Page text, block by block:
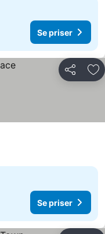
Se priser
Dela
Se priser